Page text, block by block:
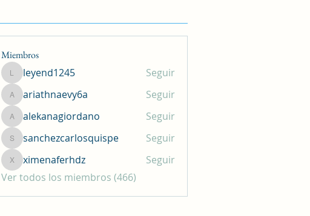
Miembros
leyend1245
leyend1245 Seguir
ariathnaevy6a
ariathnaevy6a Seguir
alekanagiordano
alekanagiordano Seguir
sanchezcarlosquispe
sanchezcarlosquispe Seguir
ximenaferhdz
ximenaferhdz
Seguir
Ver todos los miembros (466)